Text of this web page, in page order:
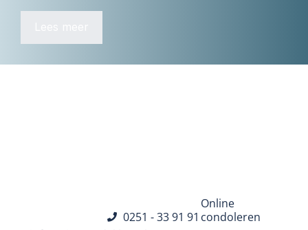
0251 - 33 91 91
Online
condoleren